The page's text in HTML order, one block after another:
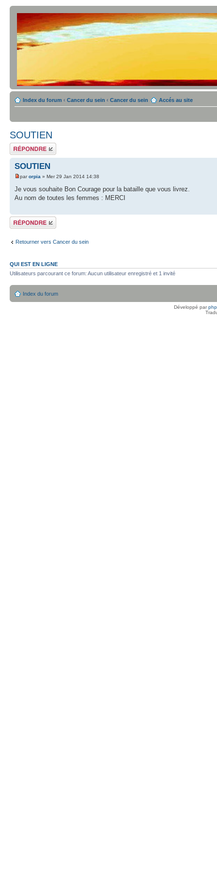
Index du forum ‹ Cancer du sein ‹ Cancer du sein Accés au site
SOUTIEN
Répondre
SOUTIEN
parorpia » Mer 29 Jan 2014 14:38
Je vous souhaite Bon Courage pour la bataille que vous livrez.
Au nom de toutes les femmes : MERCI
Répondre
Retourner vers Cancer du sein
QUI EST EN LIGNE
Utilisateurs parcourant ce forum: Aucun utilisateur enregistré et 1 invité
Index du forum
Développé par